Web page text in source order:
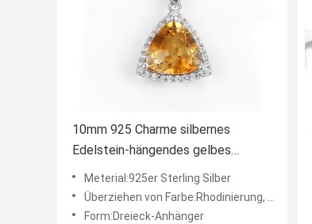
10mm 925 Charme silbernes
Edelstein-hängendes gelbes
Dreieck-Zitrin-Novembers
Birthstone
Meterial:925er Sterling Silber
Überziehen von Farbe:Rhodinierung, Rosévergoldung, Vergoldung, Versilberung
Form:Dreieck-Anhänger